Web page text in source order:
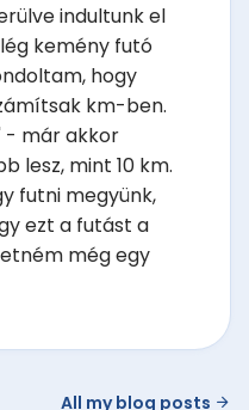
indultunk el
kemény futó
hogy
km-ben.
- már akkor
lesz, mint 10 km.
futni megyünk,
ezt a futást a
még egy
All my blog posts